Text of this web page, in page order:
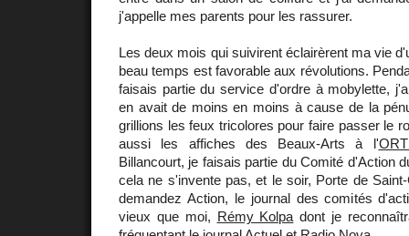
j'appelle mes parents pour les rassurer.
Les deux mois qui suivirent éclairèrent ma vie
beau temps est favorable aux révolutions.
faisais partie du service d'ordre à mobylette,
en avait de moins en moins à cause de la
grillions les feux tricolores pour faire passer le
aussi les affiches des Beaux-Arts à l'
Billancourt, je faisais partie du Comité d'Action
cela ne s'invente pas, et le soir, Porte de
demandez Action, le journal des comités
vieux que moi, Rémy Kolpa dont je